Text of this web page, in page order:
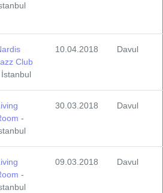
Club
10.04.2018 Davul
-
30.03.2018 Davul
-
09.03.2018 Davul